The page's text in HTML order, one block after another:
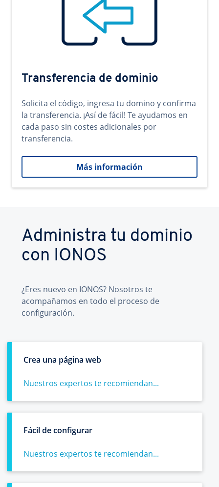
Transferencia de dominio
Solicita el código, ingresa tu domino y confirma
la transferencia. ¡Así de fácil! Te ayudamos en
cada paso sin costes adicionales por
transferencia.
Más información
Administra tu dominio
con IONOS
¿Eres nuevo en IONOS? Nosotros te
acompañamos en todo el proceso de
configuración.
Crea una página web
Nuestros expertos te recomiendan...
Fácil de configurar
Nuestros expertos te recomiendan...